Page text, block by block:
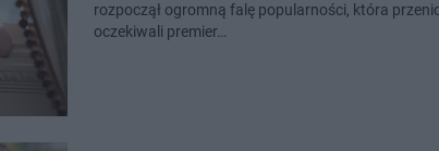
rozpoczął ogromną falę popularności, która
oczekiwali premier…